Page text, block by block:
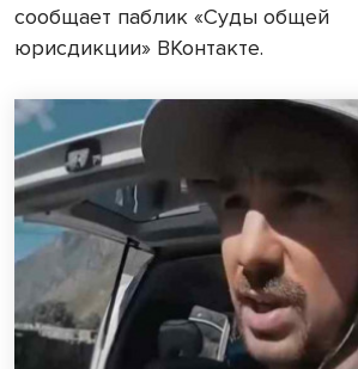
сообщает паблик «Суды общей
юрисдикции» ВКонтакте.